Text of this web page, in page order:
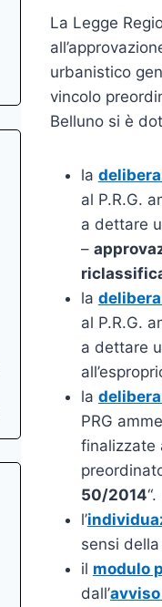
La Legge
urbanistico
vincolo
Belluno si è
la
al P.R.G.
a dettare
–
la
al P.R.G.
a dettare
la
PRG
finalizzate
50/2014“.
l’
sensi
il modulo
dall’